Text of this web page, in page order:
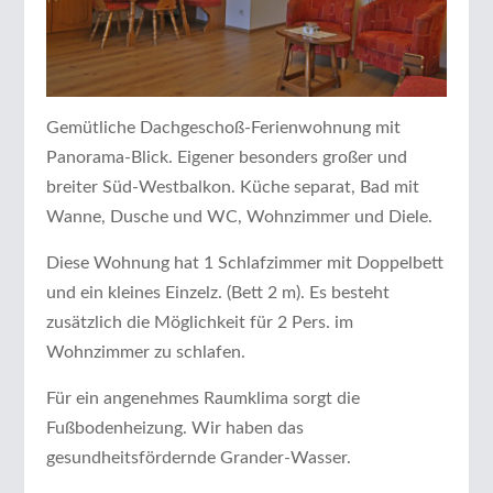
Gemütliche Dachgeschoß-Ferienwohnung mit
Panorama-Blick. Eigener besonders großer und
breiter Süd-Westbalkon. Küche separat, Bad mit
Wanne, Dusche und WC, Wohnzimmer und Diele.
Diese Wohnung hat 1 Schlafzimmer mit Doppelbett
und ein kleines Einzelz. (Bett 2 m). Es besteht
zusätzlich die Möglichkeit für 2 Pers. im
Wohnzimmer zu schlafen.
Für ein angenehmes Raumklima sorgt die
Fußbodenheizung. Wir haben das
gesundheitsfördernde Grander-Wasser.